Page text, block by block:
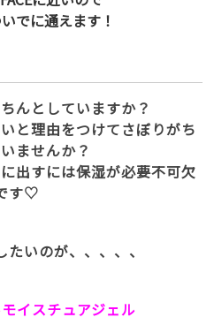
でに通えます！
んとしていますか？
と理由をつけてさぼりがち
ませんか？
出すには保湿が必要不可欠
す♡
いのが、、、、、
イスチュアジェル